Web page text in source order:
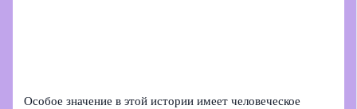
Особое значение в этой истории имеет человеческое